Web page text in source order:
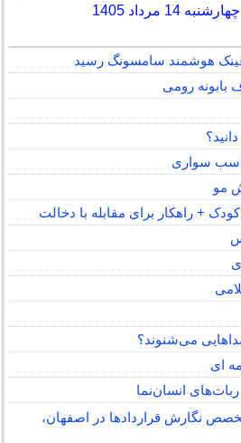
14 مرداد 1405
هوشمند سامسونگ رسید
بابونه رومی
سواری
مو
+ راهکار برای مقابله با دخالت
می‌شنوند؟
ای
انسان‌نما
نگارش قراردادها در اصفهان،